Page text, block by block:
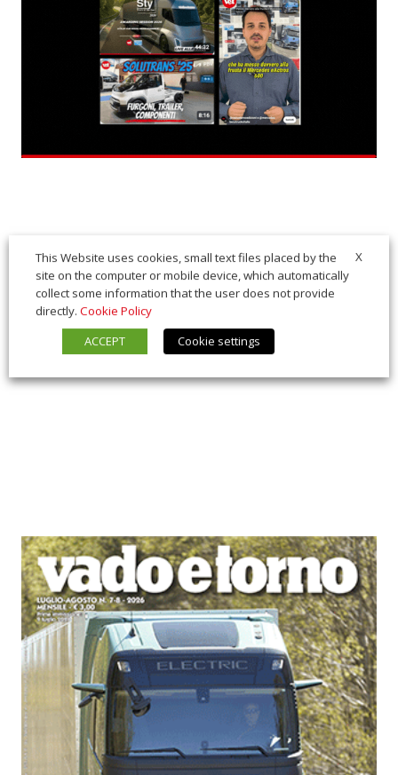
X
This Website uses cookies, small text files placed by the
site on the computer or mobile device, which automatically
collect some information that the user does not provide
directly. Cookie Policy
ACCEPT
Cookie settings